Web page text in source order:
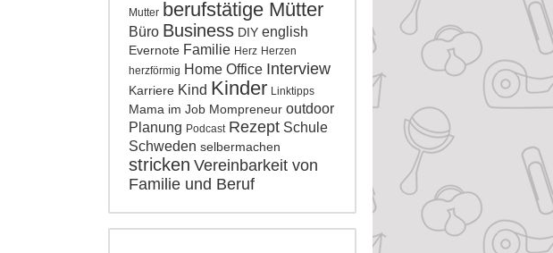
Mutter berufstätige Mütter
Büro Business DIY english
Evernote Familie Herz Herzen
herzförmig Home Office Interview
Karriere Kind Kinder Linktipps
Mama im Job Mompreneur outdoor
Planung Podcast Rezept Schule
Schweden selbermachen
stricken Vereinbarkeit von
Familie und Beruf